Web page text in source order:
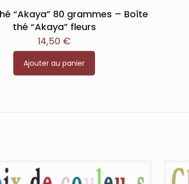
“Akaya” 80 grammes – Boîte
thé “Akaya” fleurs
14,50 €
Ajouter au panier